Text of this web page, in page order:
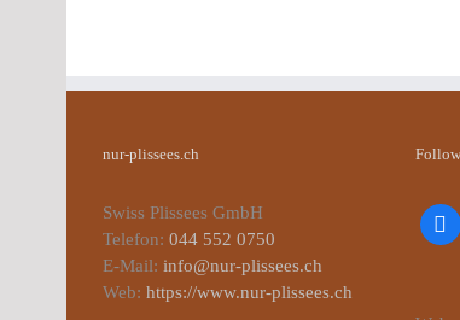
nur-plissees.ch
Swiss Plissees GmbH
Telefon: 044 552 0750
E-Mail: info@nur-plissees.ch
Web: https://www.nur-plissees.ch